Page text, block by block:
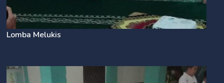
Lomba Melukis